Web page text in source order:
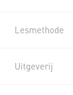
Lesmethode
Uitgeverij